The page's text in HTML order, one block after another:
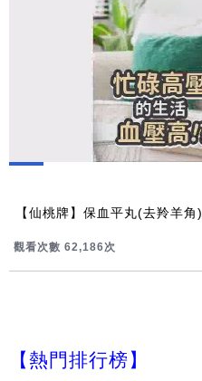
【仙桃牌】保血平丸(去羚羊角)
觀看次數 62,189次
【熱門排行榜】